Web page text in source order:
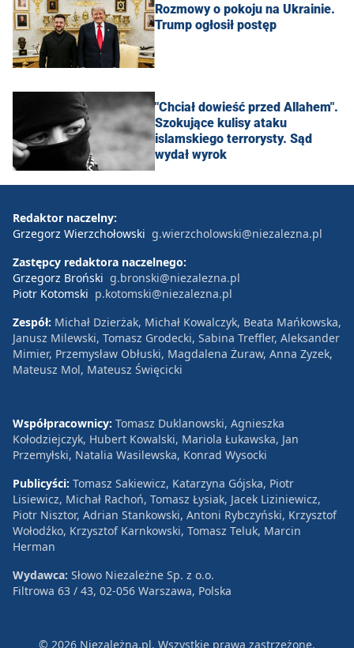
Rozmowy o pokoju na Ukrainie.
Trump ogłosił postęp
"Chciał dowieść przed Allahem".
Szokujące kulisy ataku
islamskiego terrorysty. Sąd
wydał wyrok
Redaktor naczelny:
Grzegorz Wierzchołowski g.wierzcholowski@niezalezna.pl
Zastępcy redaktora naczelnego:
Grzegorz Broński g.bronski@niezalezna.pl
Piotr Kotomski p.kotomski@niezalezna.pl
Zespół: Michał Dzierżak, Michał Kowalczyk, Beata Mańkowska,
Janusz Milewski, Tomasz Grodecki, Sabina Treffler, Aleksander
Mimier, Przemysław Obłuski, Magdalena Żuraw, Anna Zyzek,
Mateusz Mol, Mateusz Święcicki
Współpracownicy: Tomasz Duklanowski, Agnieszka
Kołodziejczyk, Hubert Kowalski, Mariola Łukawska, Jan
Przemyłski, Natalia Wasilewska, Konrad Wysocki
Publicyści: Tomasz Sakiewicz, Katarzyna Gójska, Piotr
Lisiewicz, Michał Rachoń, Tomasz Łysiak, Jacek Liziniewicz,
Piotr Nisztor, Adrian Stankowski, Antoni Rybczyński, Krzysztof
Wołodźko, Krzysztof Karnkowski, Tomasz Teluk, Marcin
Herman
Wydawca: Słowo Niezależne Sp. z o.o.
Filtrowa 63 / 43, 02-056 Warszawa, Polska
© 2026 Niezależna.pl. Wszystkie prawa zastrzeżone.